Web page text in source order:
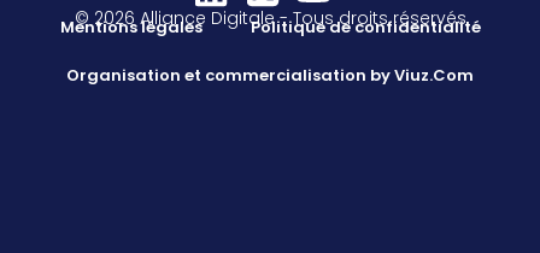
© 2026 Alliance Digitale - Tous droits réservés
Mentions légales Politique de confidentialité
Organisation et commercialisation by Viuz.Com